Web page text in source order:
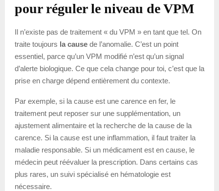
pour réguler le niveau de VPM
Il n’existe pas de traitement « du VPM » en tant que tel. On
traite toujours la cause de l’anomalie. C’est un point
essentiel, parce qu’un VPM modifié n’est qu’un signal
d’alerte biologique. Ce que cela change pour toi, c’est que la
prise en charge dépend entièrement du contexte.
Par exemple, si la cause est une carence en fer, le
traitement peut reposer sur une supplémentation, un
ajustement alimentaire et la recherche de la cause de la
carence. Si la cause est une inflammation, il faut traiter la
maladie responsable. Si un médicament est en cause, le
médecin peut réévaluer la prescription. Dans certains cas
plus rares, un suivi spécialisé en hématologie est
nécessaire.